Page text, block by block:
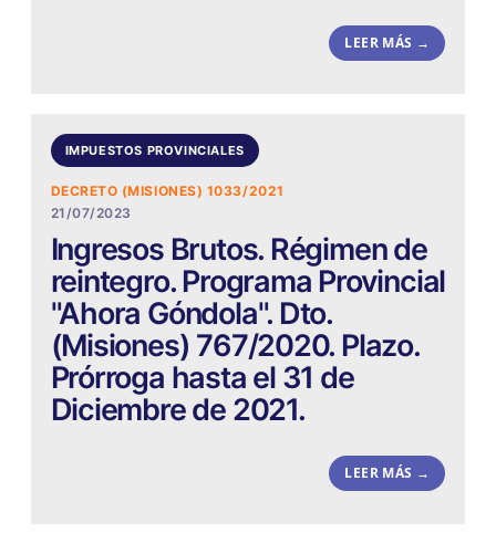
LEER MÁS →
IMPUESTOS PROVINCIALES
DECRETO (MISIONES) 1033/2021
21/07/2023
Ingresos Brutos. Régimen de
reintegro. Programa Provincial
"Ahora Góndola". Dto.
(Misiones) 767/2020. Plazo.
Prórroga hasta el 31 de
Diciembre de 2021.
LEER MÁS →